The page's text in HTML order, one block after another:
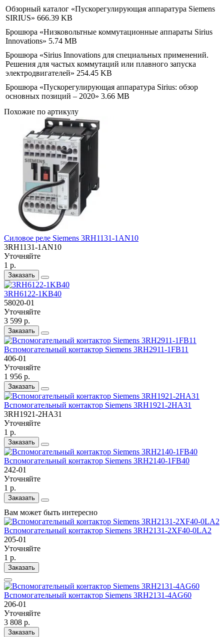
Обзорный каталог «Пускорегулирующая аппаратура Siemens
SIRIUS» 666.39 KB
Брошюра «Низковольтные коммутационные аппараты Sirius
Innovations» 5.74 MB
Брошюра «Sirius Innovations для специальных применений.
Решения для частых коммутаций или плавного запуска
электродвигателей» 254.45 KB
Брошюра «Пускорегулирующая аппаратура Sirius: обзор
основных позиций – 2020» 3.66 MB
Похожие по артикулу
Силовое реле Siemens 3RH1131-1AN10
3RH1131-1AN10
Уточняйте
1 р.
Заказать
3RH6122-1KB40
58020-01
Уточняйте
3 599 р.
Заказать
Вспомогательный контактор Siemens 3RH2911-1FB11
406-01
Уточняйте
1 956 р.
Заказать
Вспомогательный контактор Siemens 3RH1921-2HA31
3RH1921-2HA31
Уточняйте
1 р.
Заказать
Вспомогательный контактор Siemens 3RH2140-1FB40
242-01
Уточняйте
1 р.
Заказать
Вам может быть интересно
Вспомогательный контактор Siemens 3RH2131-2XF40-0LA2
205-01
Уточняйте
1 р.
Заказать
Вспомогательный контактор Siemens 3RH2131-4AG60
206-01
Уточняйте
3 808 р.
Заказать